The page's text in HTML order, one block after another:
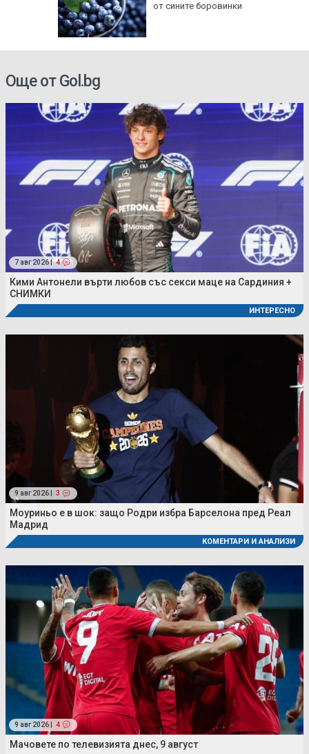
от сините боровинки
Още от Gol.bg
7 авг 2026 | 4
Кими Антонели върти любов със секси маце на Сардиния +
СНИМКИ
ИНТЕРЕСНО
9 авг 2026 | 3
Моуриньо е в шок: защо Родри избра Барселона пред Реал
Мадрид
КОМЕНТАРИ И АНАЛИЗИ
9 авг 2026 | 4
Мачовете по телевизията днес, 9 август